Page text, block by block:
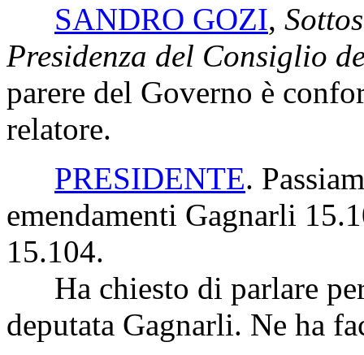
SANDRO GOZI,
Presidenza del Consiglio
parere del Governo è
relatore.
PRESIDENTE.
emendamenti Gagnarli
15.104.
Ha chiesto di parlare
deputata Gagnarli. Ne ha